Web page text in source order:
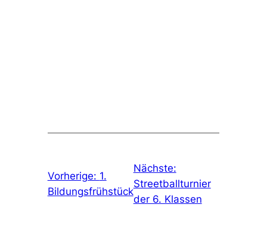
Vorherige: 1.
Bildungsfrühstück
Nächste:
Streetballturnier
der 6. Klassen